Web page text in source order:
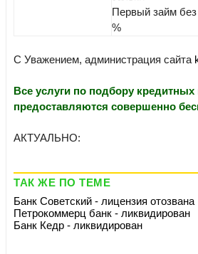
Первый займ без
%
С Уважением, администрация сайта
Все услуги по подбору
предоставляются совершенно
АКТУАЛЬНО:
ТАК ЖЕ ПО ТЕМЕ
Банк Советский - лицензия отозвана
Петрокоммерц банк - ликвидирован
Банк Кедр - ликвидирован